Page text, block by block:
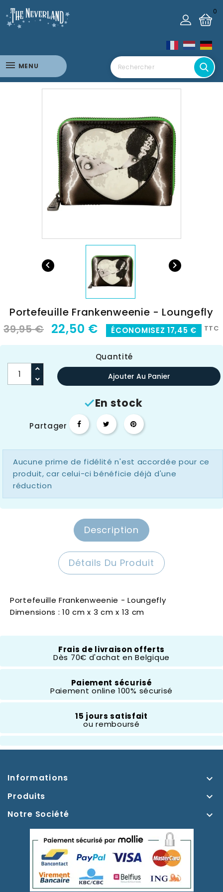
0
MENU
 
Portefeuille Frankenweenie - Loungefly
39,95 € 22,50 € ÉCONOMISEZ 17,45 € TTC
Quantité
Ajouter Au Panier
En stock
Partager
Aucune prime de fidélité n'est accordée pour ce
produit, car celui-ci bénéficie déjà d'une
réduction
Description
Détails Du Produit
Portefeuille Frankenweenie - Loungefly
Dimensions : 10 cm x 3 cm x 13 cm
Tim Burton
Frais de livraison offerts
Dès 70€ d'achat en Belgique
Paiement sécurisé
Paiement online 100% sécurisé
15 jours satisfait
ou remboursé
Informations 
Produits 
Notre Société 